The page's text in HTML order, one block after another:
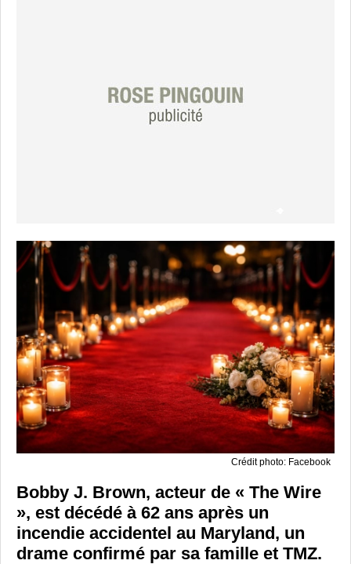
Crédit photo: Facebook
Bobby J. Brown, acteur de « The Wire
», est décédé à 62 ans après un
incendie accidentel au Maryland, un
drame confirmé par sa famille et TMZ.